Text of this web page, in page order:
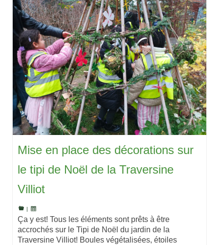
Mise en place des décorations sur
le tipi de Noël de la Traversine
Villiot
|
Ça y est! Tous les éléments sont prêts à être
accrochés sur le Tipi de Noël du jardin de la
Traversine Villiot! Boules végétalisées, étoiles